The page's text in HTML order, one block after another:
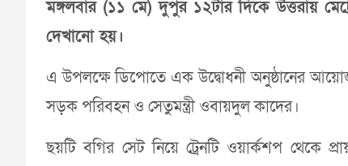
মঙ্গলবার (১১ মে) দুপুর ১২টার দিকে উত্তরায়
দেখানো হয়।
এ উপলক্ষে ডিপোতে এক উদ্বোধনী অনুষ্ঠানের
সড়ক পরিবহন ও সেতুমন্ত্রী ওবায়দুল কাদের।
ছয়টি বগির সেট নিয়ে ট্রেনটি ওয়ার্কশপ থেকে